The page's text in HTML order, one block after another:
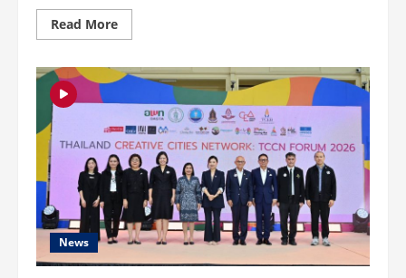
ปทุมธานี
ภาย
ใต้
“ฟิว
เจอร์
ใจ”
หน้า
สร้าง
สังคม
แห่ง
การ
Read MoreRead
more
KRIT”
ชวน
เปิด
ประสบการณ์
ความ
หวาน
ซ่อน
เปรี้ยว
ใน
ซิงเกิล
ใหม่
“Your
Candy”
พร้อม
เสิร์ฟ
MV
News